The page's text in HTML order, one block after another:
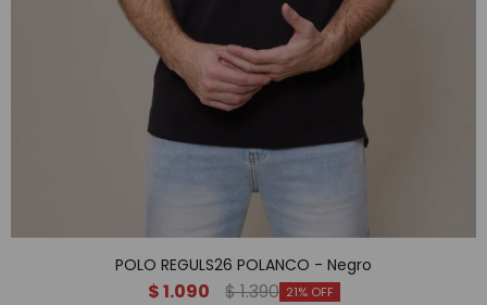
POLO REGULS26 POLANCO - Negro
$1.090 $1.390 21